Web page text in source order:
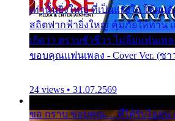
เท่านั้นยิ่งใหญ่ ที่เป็นแรงใจ ให้ผมดั
สถิตฟากฟ้ายิ่งใหญ่ คุ้มภัยให้ท่าน เ
เถิดว่า ตราบชั่วชีวา ไม่ลืมแฟนเพล
ขอบคุณแฟนเพลง - Cover Ver. (ซ
24 views • 31.07.2569
ขอ กราบ ขอบคุณ.... ที่ได้รับไออุ่น